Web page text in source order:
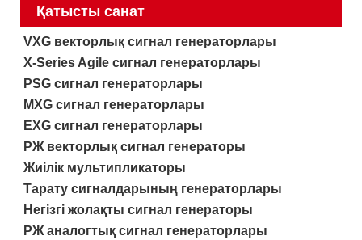
Қатысты санат
VXG векторлық сигнал генераторлары
X-Series Agile сигнал генераторлары
PSG сигнал генераторлары
MXG сигнал генераторлары
EXG сигнал генераторлары
РЖ векторлық сигнал генераторы
Жиілік мультипликаторы
Тарату сигналдарының генераторлары
Негізгі жолақты сигнал генераторы
РЖ аналогтық сигнал генераторлары